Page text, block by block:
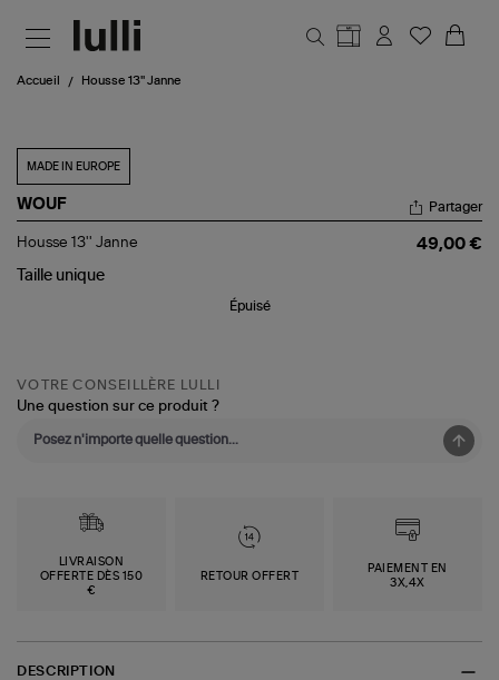
Accueil Housse 13'' Janne
MADE IN EUROPE
WOUF
Housse
Janne
Partager
Housse 13'' Janne
49,00 €
Taille unique
Épuisé
VOTRE CONSEILLÈRE LULLI
Une question sur ce produit ?
LIVRAISON
OFFERTE DÈS 150
€
RETOUR OFFERT
PAIEMENT EN
3X,4X
DESCRIPTION